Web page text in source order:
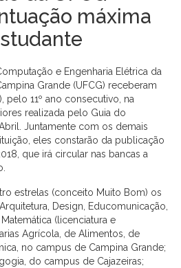
máxima
e Engenharia Elétrica da
Grande (UFCG) receberam
pelo 11º ano consecutivo, na
realizada pelo Guia do
Juntamente com os demais
eles constarão da publicação
que irá circular nas bancas a
estrelas (conceito Muito Bom) os
Design, Educomunicação,
(licenciatura e
Agrícola, de Alimentos, de
no campus de Campina Grande;
do campus de Cajazeiras;